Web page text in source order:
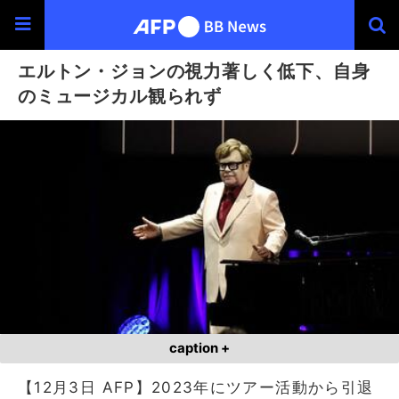
エルトン・ジョンの視力著しく低下、自身
のミュージカル観られず
caption +
【12月3日 AFP】2023年にツアー活動から引退